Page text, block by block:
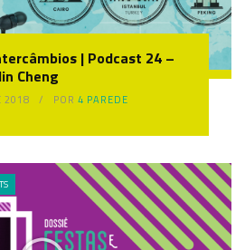
| Podcast 24 –
Cheng
2018 POR4 PAREDE